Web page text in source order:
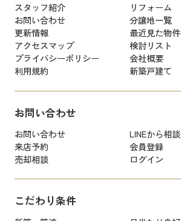
スタッフ紹介
リフォーム
お問い合わせ
分譲地一覧
更新情報
最近見た物件
アクセスマップ
検討リスト
プライバシーポリシー
会社概要
利用規約
新築戸建て
お問い合わせ
お問い合わせ
LINEから相談
来店予約
会員登録
売却相談
ログイン
こだわり条件